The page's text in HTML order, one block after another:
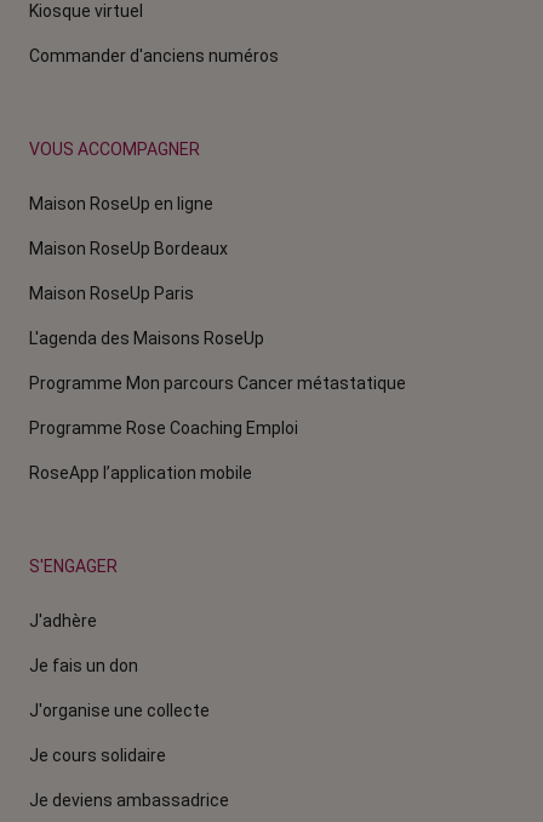
Kiosque virtuel
Commander d'anciens numéros
VOUS ACCOMPAGNER
Maison RoseUp en ligne
Maison RoseUp Bordeaux
Maison RoseUp Paris
L'agenda des Maisons RoseUp
Programme Mon parcours Cancer métastatique
Programme Rose Coaching Emploi
RoseApp l’application mobile
S'ENGAGER
J'adhère
Je fais un don
J'organise une collecte
Je cours solidaire
Je deviens ambassadrice